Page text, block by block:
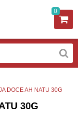
0
DOCE AH NATU 30G
30G